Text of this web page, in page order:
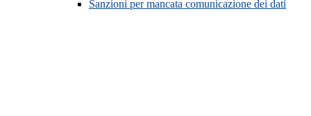
Sanzioni per mancata comunicazione dei dati